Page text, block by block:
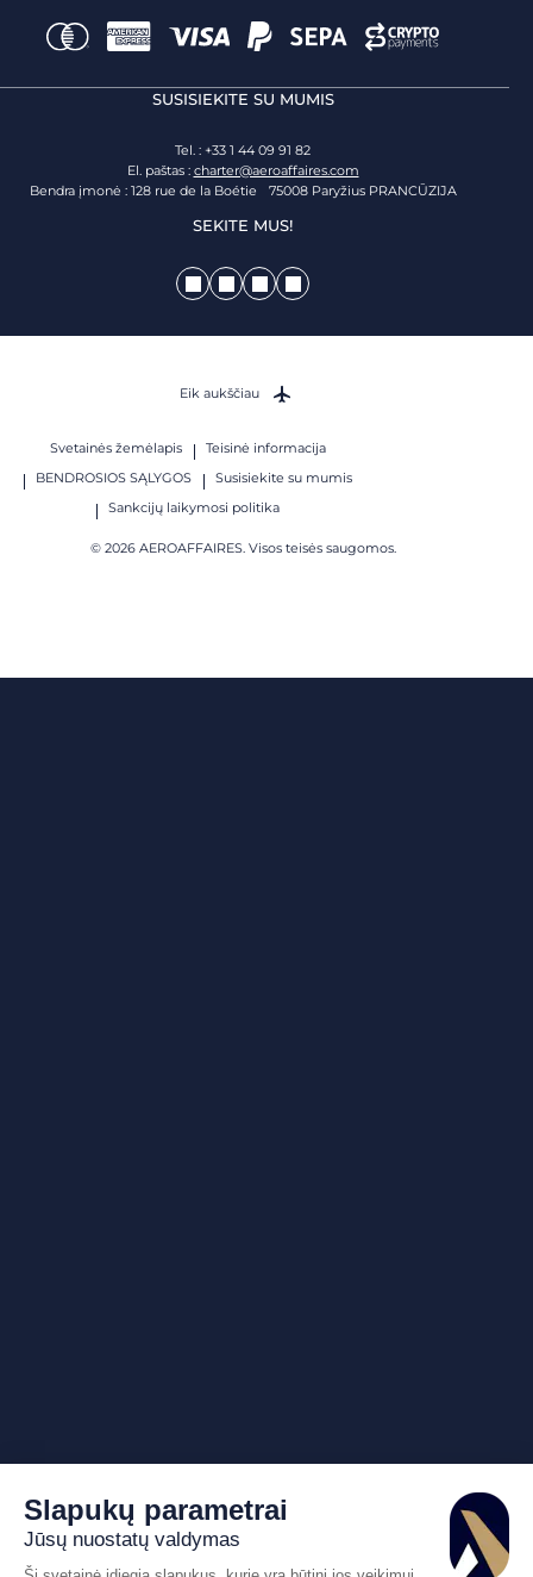
SUSISIEKITE SU MUMIS
Tel. : +33 1 44 09 91 82
El. paštas : charter@aeroaffaires.com
Bendra įmonė : 128 rue de la Boétie 75008 Paryžius PRANCŪZIJA
SEKITE MUS!
Svetainės žemėlapis
Teisinė informacija
BENDROSIOS SĄLYGOS
Susisiekite su mumis
Sankcijų laikymosi politika
© 2026 AEROAFFAIRES. Visos teisės saugomos.
Eik aukščiau